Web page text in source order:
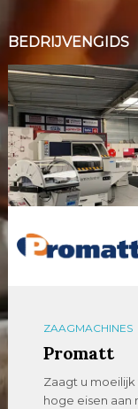
BEDRIJVENGIDS
ZAAGMACHINES
Promatt
Zaagt u
hoge eisen aan